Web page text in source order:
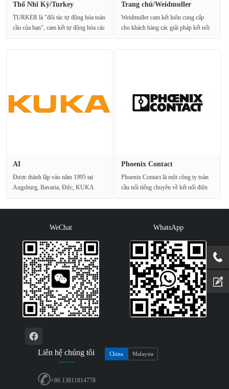
Thổ Nhĩ Kỳ/Turkey
TURKER là "đối tác tự động hóa toàn
cầu của bạn", cam kết tự động hóa các
Trang chủ/Weidmuller
Weidmuller cam kết luôn cung cấp
cho khách hàng các giải pháp kết nối
AI
Được thành lập vào năm 1995 tại
Augsburg, Bavaria, Đức, KUKA
Phoenix Contact
Phoenix Contact là một công ty toàn
cầu nổi tiếng chuyên về kết nối điện
WeChat WhatsApp
Liên hệ chúng tôi China Malaysia
+86 13811814778